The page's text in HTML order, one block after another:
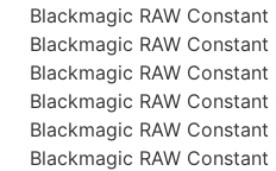
Blackmagic RAW Constant
Blackmagic RAW Constant
Blackmagic RAW Constant
Blackmagic RAW Constant
Blackmagic RAW Constant
Blackmagic RAW Constant